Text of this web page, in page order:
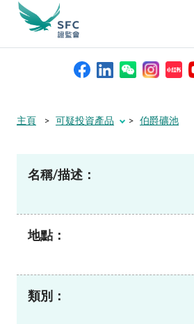
本會簡介
資料庫
尋
主頁 可疑投資產品 伯爵礦池
名稱/描述：
地點：
類別：